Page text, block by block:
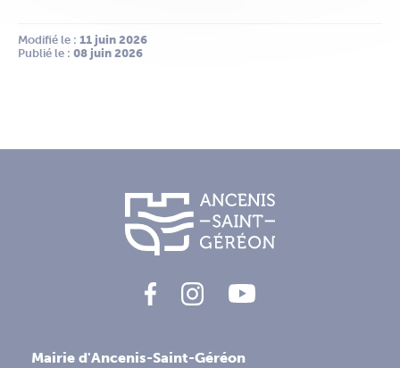
Modifié le : 11 juin 2026
Publié le : 08 juin 2026
Mairie d'Ancenis-Saint-Géréon